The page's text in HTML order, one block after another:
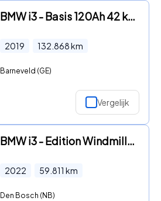
BMW i3 - Basis 120Ah 42 kWh SOH 85, 1% / Warmtepomp / Comfort-Pakket
2019 132.868km
Barneveld (GE)
Vergelijk
BMW i3 - Edition Windmill* 120Ah/42 kWh/Sunroof/Navi-Pro/Camera/3-Fas
2022 59.811 km
Den Bosch (NB)